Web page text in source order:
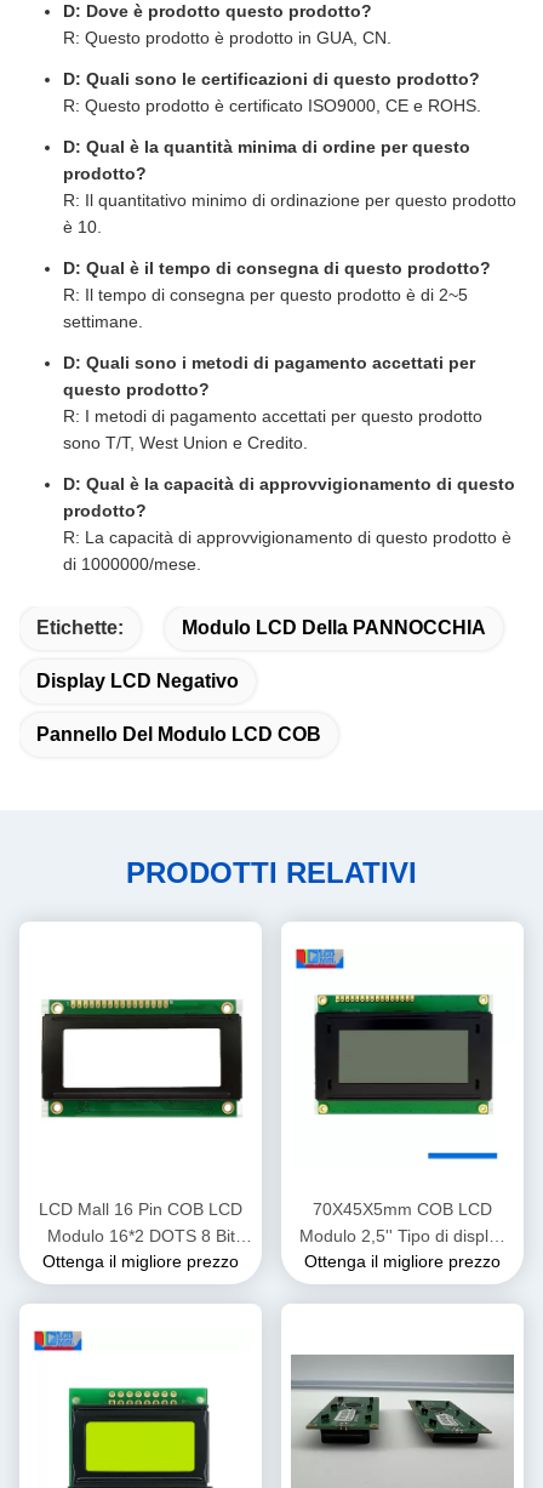
D: Dove è prodotto questo prodotto?
R: Questo prodotto è prodotto in GUA, CN.
D: Quali sono le certificazioni di questo prodotto?
R: Questo prodotto è certificato ISO9000, CE e ROHS.
D: Qual è la quantità minima di ordine per questo
prodotto?
R: Il quantitativo minimo di ordinazione per questo prodotto
è 10.
D: Qual è il tempo di consegna di questo prodotto?
R: Il tempo di consegna per questo prodotto è di 2~5
settimane.
D: Quali sono i metodi di pagamento accettati per
questo prodotto?
R: I metodi di pagamento accettati per questo prodotto
sono T/T, West Union e Credito.
D: Qual è la capacità di approvvigionamento di questo
prodotto?
R: La capacità di approvvigionamento di questo prodotto è
di 1000000/mese.
Etichette: Modulo LCD Della PANNOCCHIA
Display LCD Negativo
Pannello Del Modulo LCD COB
PRODOTTI RELATIVI
LCD Mall 16 Pin COB LCD
Modulo 16*2 DOTS 8 Bit
Interfaccia parallela
Ottenga il migliore prezzo
70X45X5mm COB LCD
Modulo 2,5'' Tipo di display
COB Chip a bordo
Ottenga il migliore prezzo